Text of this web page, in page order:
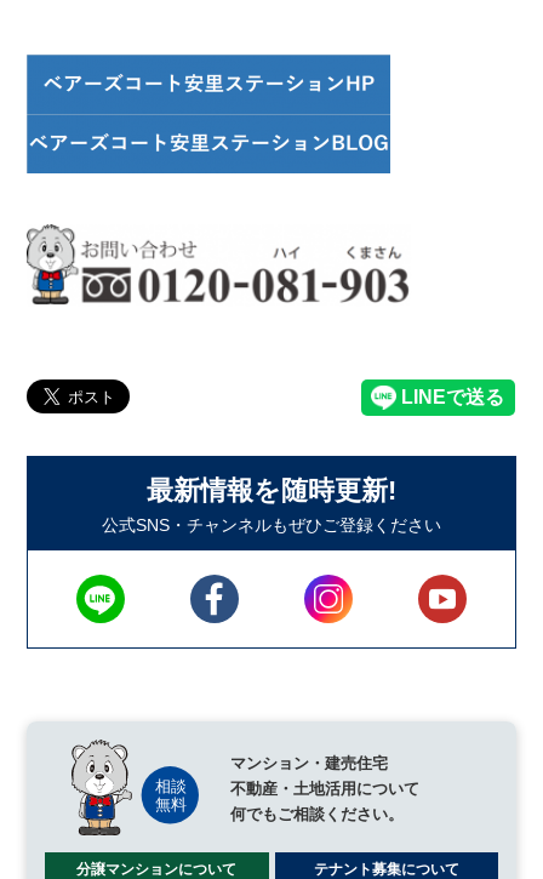
最新情報を随時更新!
公式SNS・チャンネルもぜひご登録ください
マンション・建売住宅
不動産・土地活用について
何でもご相談ください。
分譲マンションについて テナント募集について